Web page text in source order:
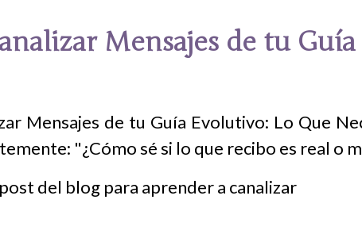
Mensajes de tu
Mensajes de tu Guía Evolutivo: Lo Que
"¿Cómo sé si lo que recibo es real o